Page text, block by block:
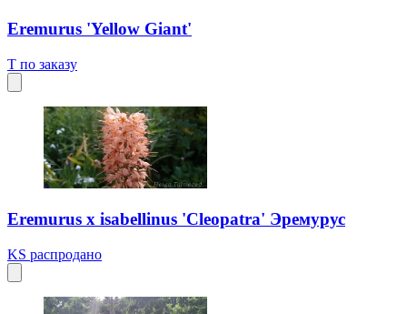
Eremurus 'Yellow Giant'
T по заказу
Eremurus x isabellinus 'Cleopatra' Эремурус
KS распродано